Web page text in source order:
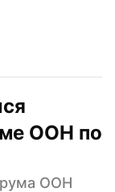
ООН по
ООН